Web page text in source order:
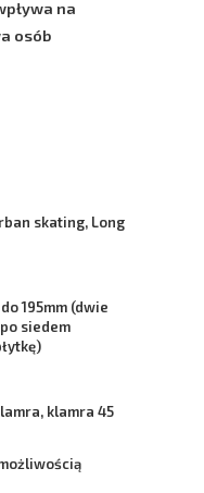
na
osób
skating, Long
195mm (dwie
siedem
klamra 45